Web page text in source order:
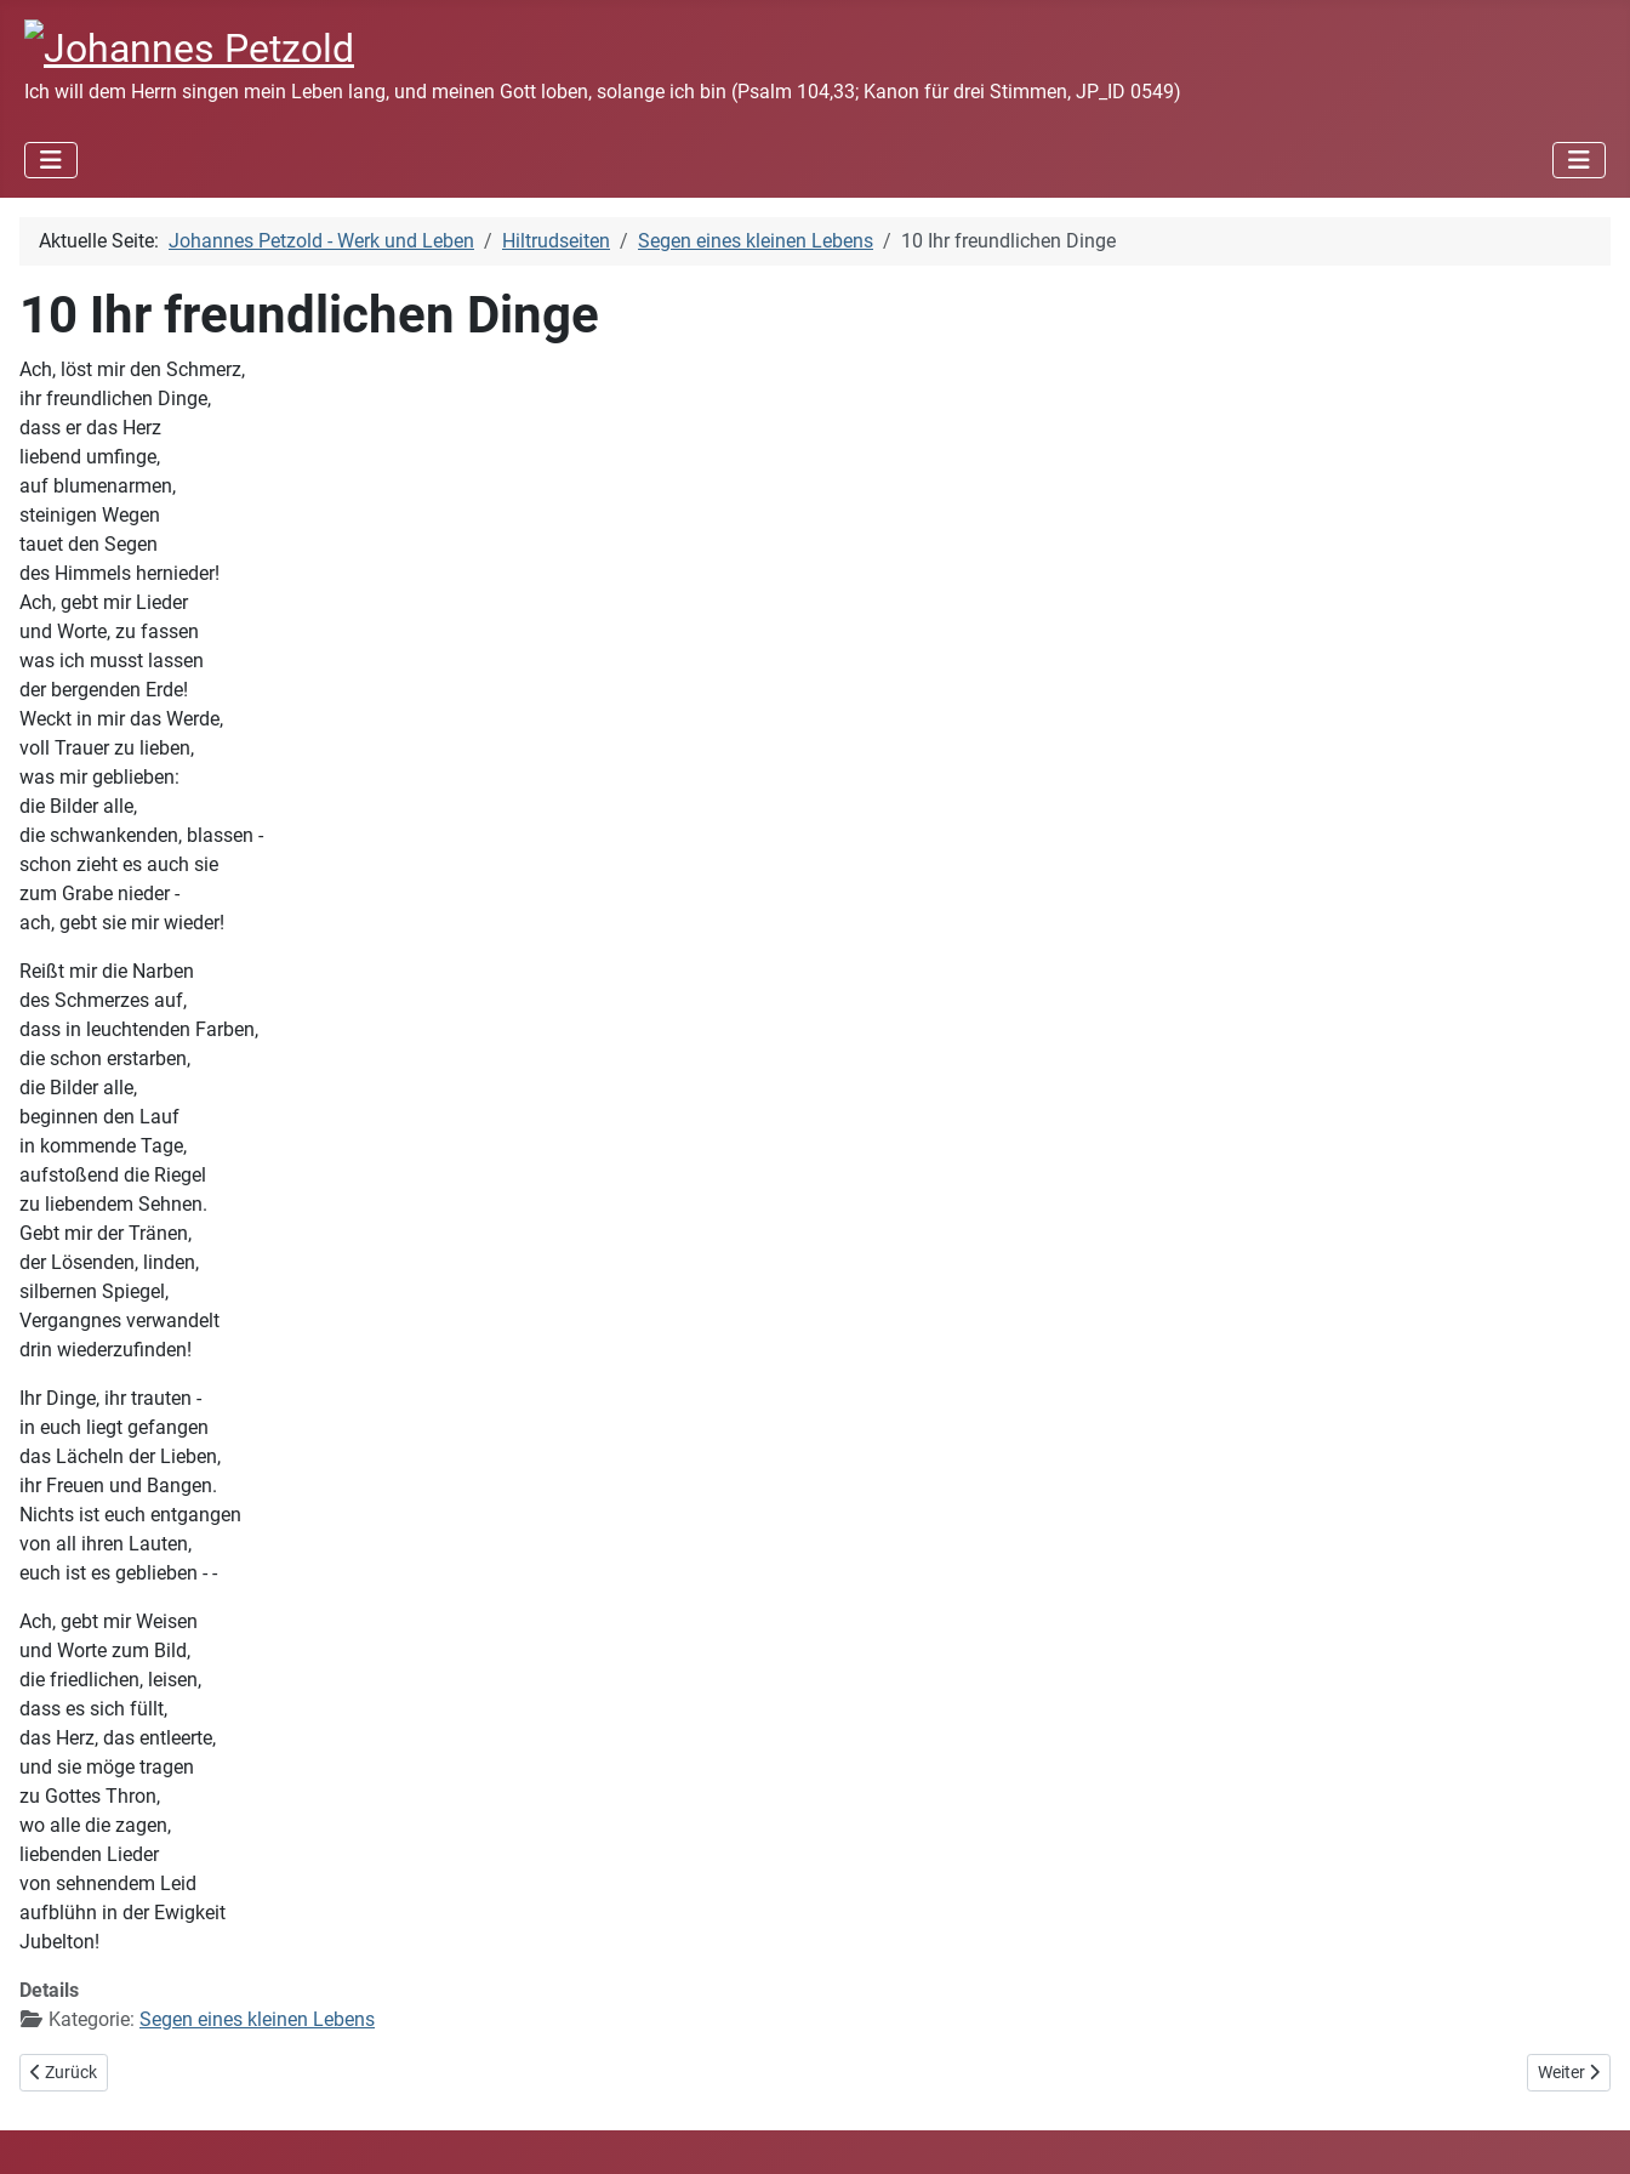
Ich will dem Herrn singen mein Leben lang, und meinen Gott loben, solange ich bin (Psalm 104,33; Kanon für drei Stimmen, JP_ID 0549)
Aktuelle Seite: Johannes Petzold - Werk und Leben Hiltrudseiten Segen eines kleinen Lebens 10 Ihr freundlichen Dinge
10 Ihr freundlichen Dinge
Ach, löst mir den Schmerz,
ihr freundlichen Dinge,
dass er das Herz
liebend umfinge,
auf blumenarmen,
steinigen Wegen
tauet den Segen
des Himmels hernieder!
Ach, gebt mir Lieder
und Worte, zu fassen
was ich musst lassen
der bergenden Erde!
Weckt in mir das Werde,
voll Trauer zu lieben,
was mir geblieben:
die Bilder alle,
die schwankenden, blassen -
schon zieht es auch sie
zum Grabe nieder -
ach, gebt sie mir wieder!
Reißt mir die Narben
des Schmerzes auf,
dass in leuchtenden Farben,
die schon erstarben,
die Bilder alle,
beginnen den Lauf
in kommende Tage,
aufstoßend die Riegel
zu liebendem Sehnen.
Gebt mir der Tränen,
der Lösenden, linden,
silbernen Spiegel,
Vergangnes verwandelt
drin wiederzufinden!
Ihr Dinge, ihr trauten -
in euch liegt gefangen
das Lächeln der Lieben,
ihr Freuen und Bangen.
Nichts ist euch entgangen
von all ihren Lauten,
euch ist es geblieben - -
Ach, gebt mir Weisen
und Worte zum Bild,
die friedlichen, leisen,
dass es sich füllt,
das Herz, das entleerte,
und sie möge tragen
zu Gottes Thron,
wo alle die zagen,
liebenden Lieder
von sehnendem Leid
aufblühn in der Ewigkeit
Jubelton!
Details
Kategorie: Segen eines kleinen Lebens
Vorheriger Beitrag: 09 Die Saat
Zurück Nächster
Weiter